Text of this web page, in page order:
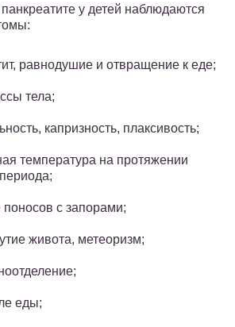
у детей наблюдаются
равнодушие и отвращение к еде;
тела;
капризность, плаксивость;
температура на протяжении
с запорами;
живота, метеоризм;
еды;